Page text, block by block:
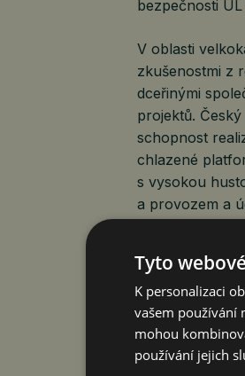
bezpečnosti
V oblasti
zkušenostmi z
dceřinými
projektů.
schopnost
chlazené
s vysokou
a provozem a
propojovací
programová
energie a
a aplikacemi.
z předních
Tyto
K personalizaci
vašem používání
mohou
používání jejich